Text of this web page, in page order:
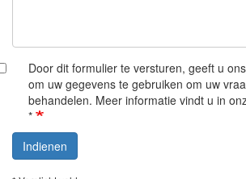
Door dit formulier te versturen, geeft u
om uw gegevens te gebruiken om uw
behandelen. Meer informatie vindt u in
*
Indienen